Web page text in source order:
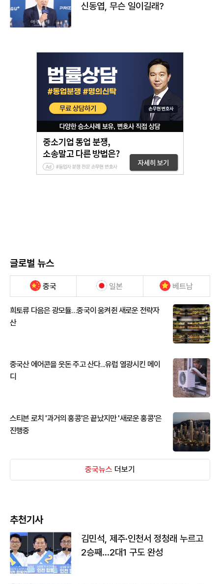
신동엽, 무슨 일이길래?
글로벌 뉴스
중국 일본 베트남
희토류 다음은 광모듈…중국이 움켜쥔 새로운 전략자
산
중국산 에어콘을 웃돈 주고 산다...유럽 열광시킨 메이
디
스티븐 로치 '과거의 홍콩'은 끝났지만 '새로운 홍콩'은
진행중
중국뉴스 더보기
추천기사
김민석, 제주·인천서 정청래 누르고
2승째…2대1 구도 완성